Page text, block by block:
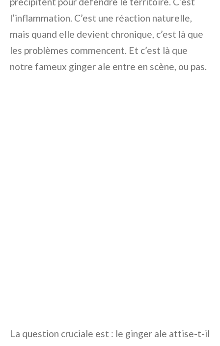
l’inflammation. C’est une réaction naturelle,
mais quand elle devient chronique, c’est là que
les problèmes commencent. Et c’est là que
notre fameux ginger ale entre en scène, ou pas.
La question cruciale est : le ginger ale attise-t-il